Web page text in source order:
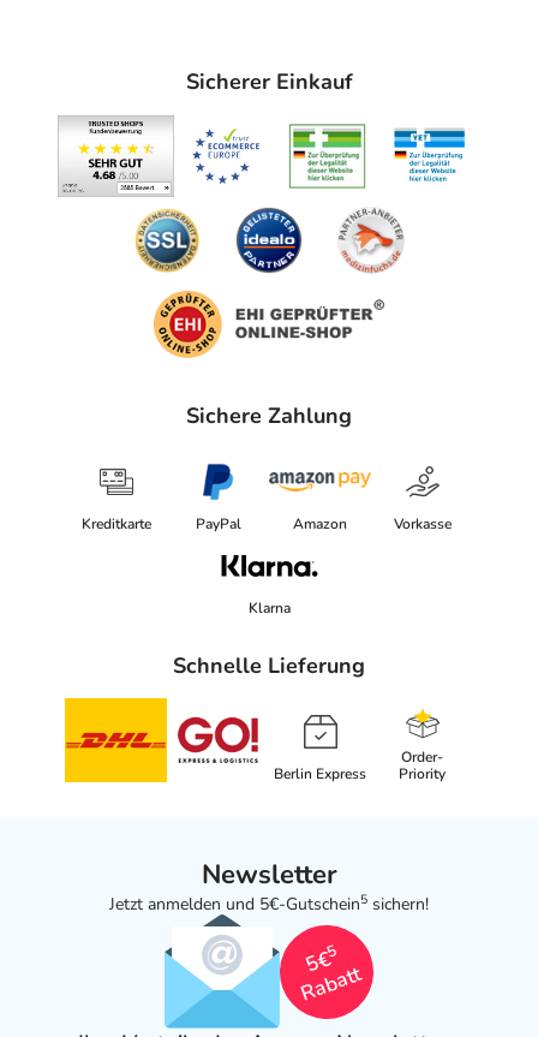
Sicherer Einkauf
Sichere Zahlung
Kreditkarte PayPal Amazon Vorkasse
Klarna
Schnelle Lieferung
Berlin Express
Order-
Priority
Newsletter
Jetzt anmelden und 5€-Gutschein5 sichern!
5€
5
Rabatt